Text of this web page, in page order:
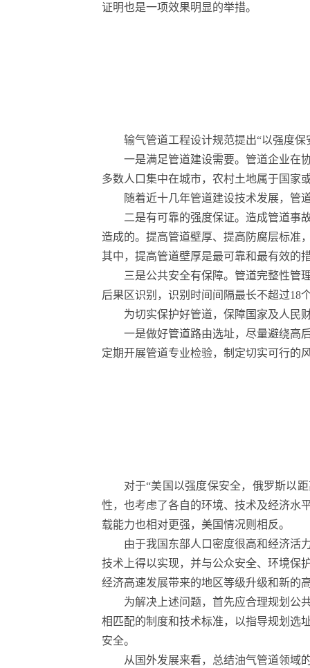
证明也是一项效果明显的举措。
输气管道工程设计规范提出“以强度
一是满足管道建设需要。管道企业在
多数人口集中在城市，农村土地属于国家
随着近十几年管道建设技术发展，管
二是有可靠的强度保证。造成管道事
造成的。提高管道壁厚、提高防腐层标准
其中，提高管道壁厚是最可靠和最有效的
三是公共安全有保障。管道完整性管
后果区识别，识别时间间隔最长不超过18
为切实保护好管道，保障国家及人民
一是做好管道路由选址，尽量避绕高
定期开展管道专业检验，制定切实可行的
对于“美国以强度保安全，俄罗斯以
性，也考虑了各自的环境、技术及经济水
载能力也相对更强，美国情况则相反。
由于我国东部人口密度很高和经济活
技术上得以实现，并与公众安全、环境保
经济高速发展带来的地区等级升级和新的
为解决上述问题，首先应合理规划公
相匹配的制度和技术标准，以指导规划选
安全。
从国外发展来看，总结油气管道领域